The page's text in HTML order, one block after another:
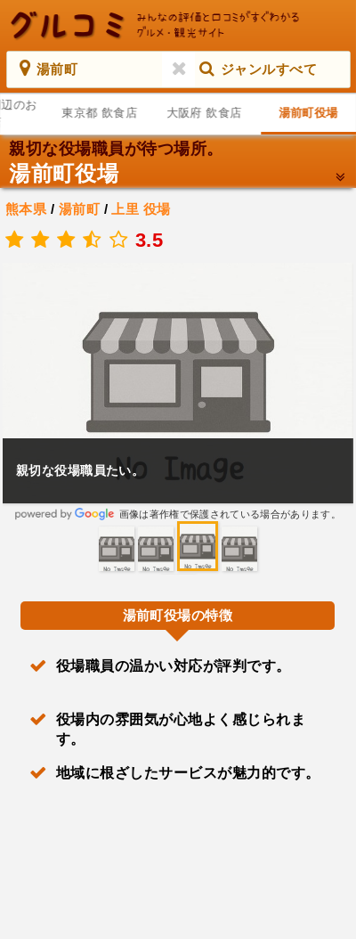
湯前町 ジャンルすべて
のお
東京都 飲食店 大阪府 飲食店 湯前町役場
親切な役場職員が待つ場所。
湯前町役場
熊本県 / 湯前町/ 上里 役場
3.5
親切な役場職員たい。
画像は著作権で保護されている場合があります。
湯前町役場の特徴
役場職員の温かい対応が評判です。
役場内の雰囲気が心地よく感じられま
す。
地域に根ざしたサービスが魅力的です。